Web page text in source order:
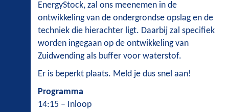
EnergyStock, zal ons meenemen in de
ontwikkeling van de ondergrondse opslag en de
techniek die hierachter ligt. Daarbij zal specifiek
worden ingegaan op de ontwikkeling van
Zuidwending als buffer voor waterstof.
Er is beperkt plaats. Meld je dus snel aan!
Programma
14:15 – Inloop